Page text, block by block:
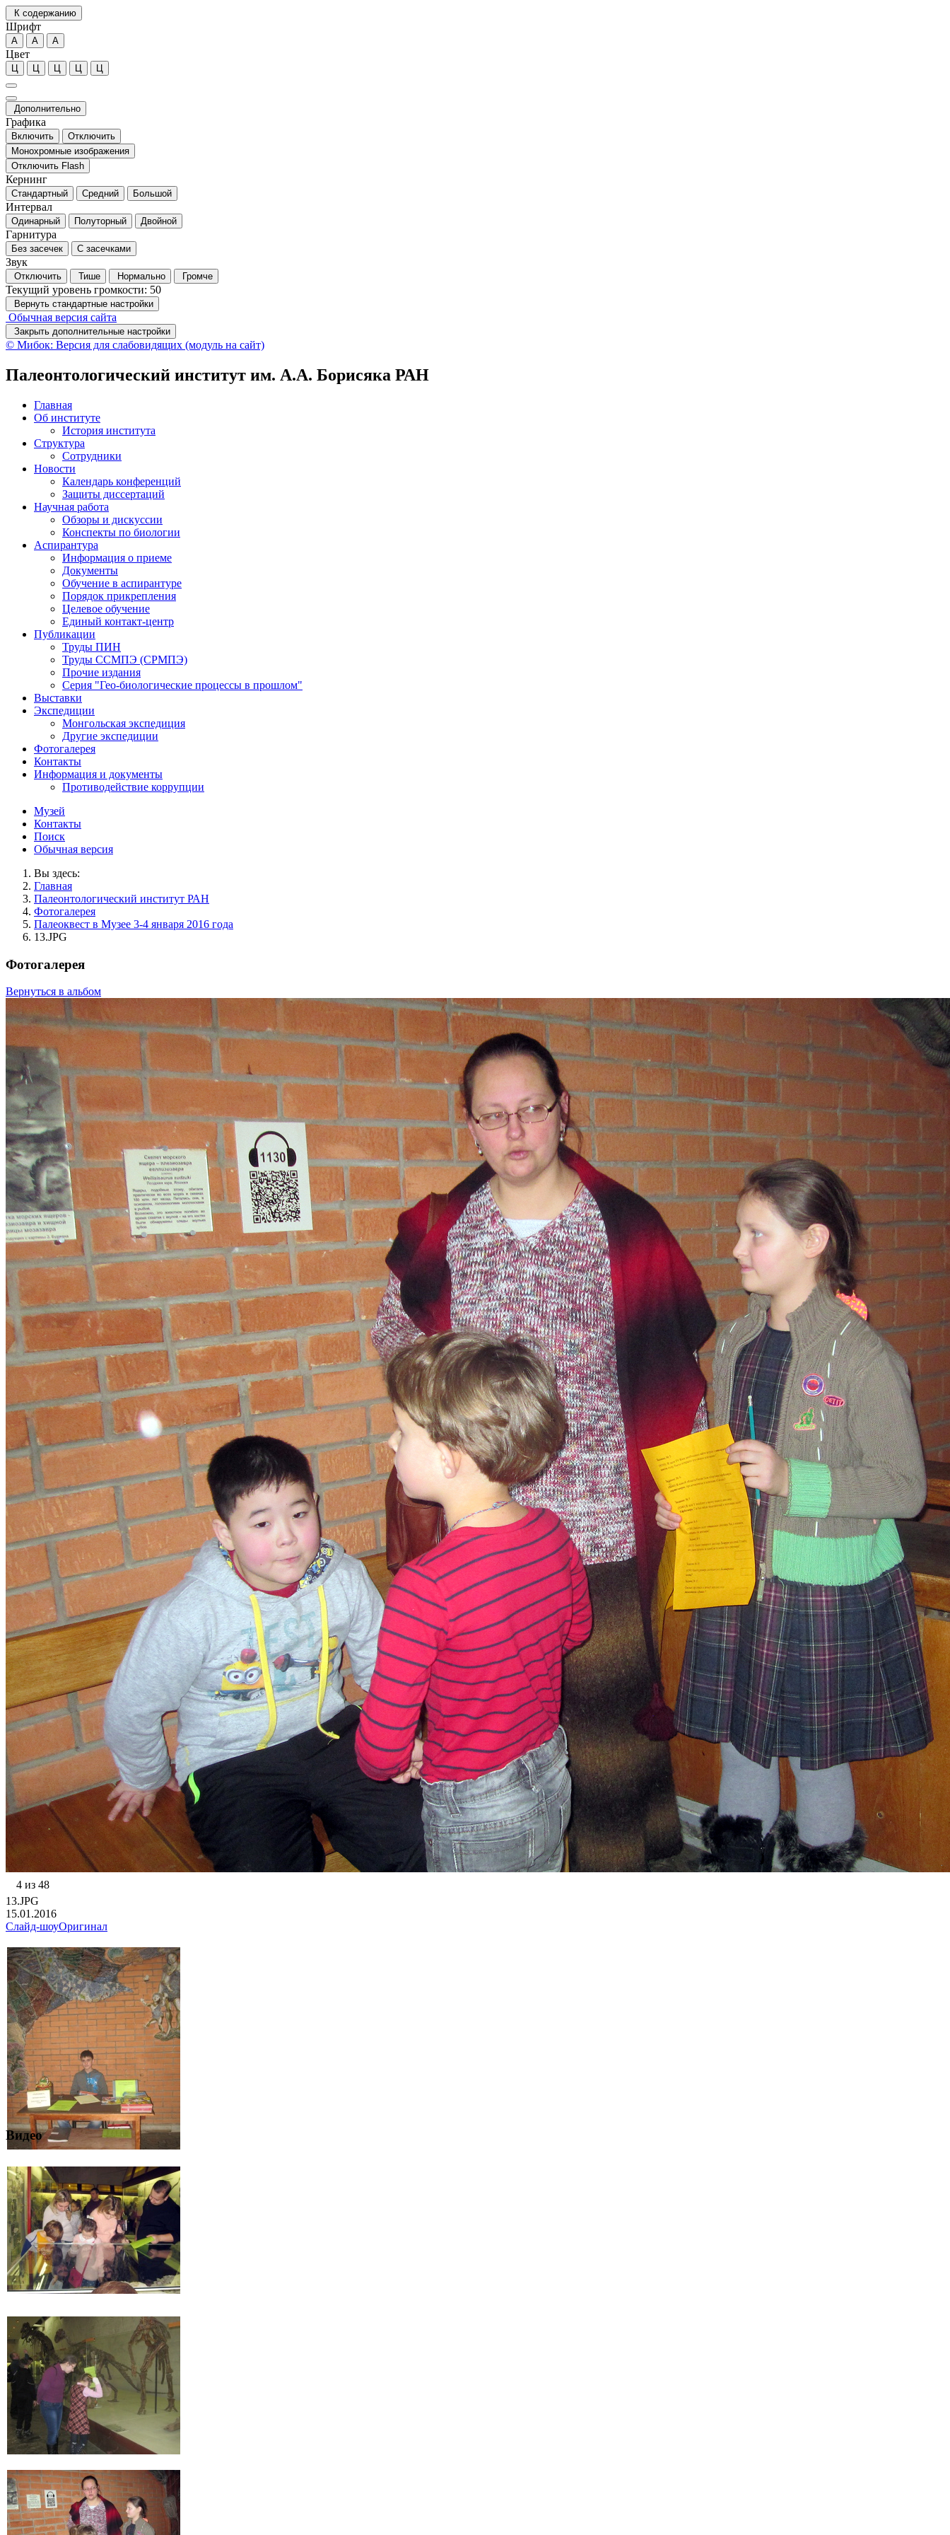
К содержанию
Шрифт
А А А
Цвет
Ц Ц Ц Ц Ц
Дополнительно
Графика
Включить
Отключить
Монохромные изображения
Отключить Flash
Кернинг
Стандартный Средний Большой
Интервал
Одинарный Полуторный Двойной
Гарнитура
Без засечек С засечками
Звук
Отключить Тише Нормально Громче
Текущий уровень громкости: 50
Вернуть стандартные настройки
Обычная версия сайта
Закрыть дополнительные настройки
© Мибок: Версия для слабовидящих (модуль на сайт)
Палеонтологический институт им. А.А. Борисяка РАН
Главная
Об институте
История института
Структура
Сотрудники
Новости
Календарь конференций
Защиты диссертаций
Научная работа
Обзоры и дискуссии
Конспекты по биологии
Аспирантура
Информация о приеме
Документы
Обучение в аспирантуре
Порядок прикрепления
Целевое обучение
Единый контакт-центр
Публикации
Труды ПИН
Труды ССМПЭ (СРМПЭ)
Прочие издания
Серия "Гео-биологические процессы в прошлом"
Выставки
Экспедиции
Монгольская экспедиция
Другие экспедиции
Фотогалерея
Контакты
Информация и документы
Противодействие коррупции
Музей
Контакты
Поиск
Обычная версия
Вы здесь:
Главная
Палеонтологический институт РАН
Фотогалерея
Палеоквест в Музее 3-4 января 2016 года
13.JPG
Фотогалерея
Вернуться в альбом
4 из 48
13.JPG
15.01.2016
Слайд-шоуОригинал
Видео